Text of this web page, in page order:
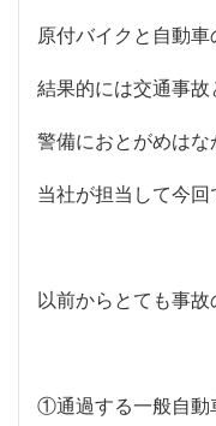
原付バイクと自動
結果的には交通事故
警備におとがめは
当社が担当して今回
以前からとても事故
①通過する一般自動